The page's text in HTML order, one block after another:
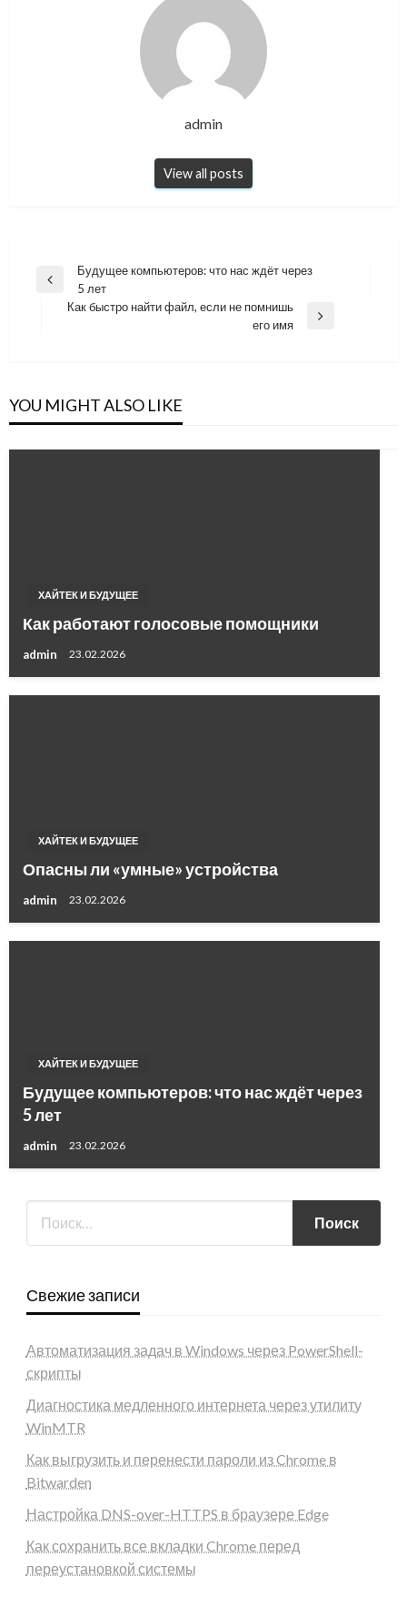
admin
View all posts
Навигация
Previous
Будущее компьютеров: что нас ждёт через
5 лет
Как быстро найти файл, если не помнишь
его имя
YOU MIGHT ALSO LIKE
ХАЙТЕК И БУДУЩЕЕ
Как работают голосовые помощники
admin 23.02.2026
ХАЙТЕК И БУДУЩЕЕ
Опасны ли «умные» устройства
admin 23.02.2026
ХАЙТЕК И БУДУЩЕЕ
Будущее компьютеров: что нас ждёт через
5 лет
admin 23.02.2026
Свежие записи
Автоматизация задач в Windows через PowerShell-
скрипты
Диагностика медленного интернета через утилиту
WinMTR
Как выгрузить и перенести пароли из Chrome в
Bitwarden
Настройка DNS-over-HTTPS в браузере Edge
Как сохранить все вкладки Chrome перед
переустановкой системы